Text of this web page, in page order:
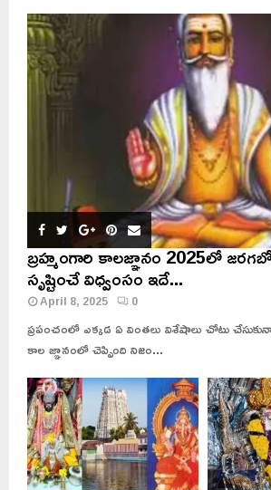
బ్రహ్మంగారి కాలజ్ఞానం 2025లో
సృష్టించే విధ్వంసం ఇదే...
April 8, 2025 0
ప్రపంచంలో ఎక్కడ ఏ వింతలు విశేషాలు చోటు
కాల జ్ఞానంలో చెప్పింది నిజం...